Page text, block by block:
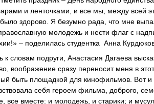
и ленточками, и все мы, между всей
здорово. Я безумно рада, что мне
молодежь и нести флаг с
– поделилась студентка Анна
к словам подруги, Анастасия Дагаева
воображение сразу переносит меня в
быть площадкой для кинофильмов. Вот
себя героем фильма, доброго,
все вместе: и молодежь, и старики; и